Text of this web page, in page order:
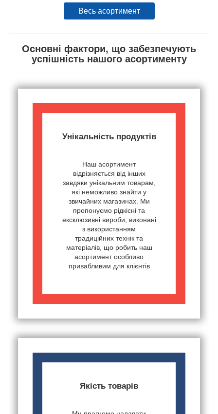
Весь асортимент
Основні фактори, що забезпечують
успішність нашого асортименту
Унікальність продуктів
Наш асортимент
відрізняється від інших
завдяки унікальним товарам,
які неможливо знайти у
звичайних магазинах. Ми
пропонуємо рідкісні та
ексклюзивні вироби, виконані
з використанням
традиційних технік та
матеріалів, що робить наш
асортимент особливо
привабливим для клієнтів
Якість товарів